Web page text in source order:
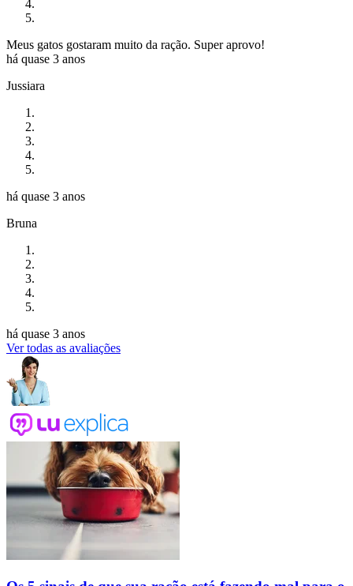
Meus gatos gostaram muito da ração. Super aprovo!
há quase 3 anos
Jussiara
há quase 3 anos
Bruna
há quase 3 anos
Ver todas as avaliações